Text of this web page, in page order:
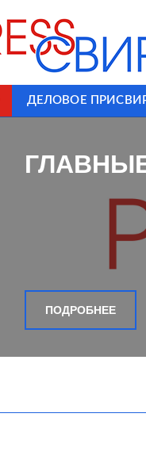
ДЕЛОВОЕ
ПОДРОБНЕЕ